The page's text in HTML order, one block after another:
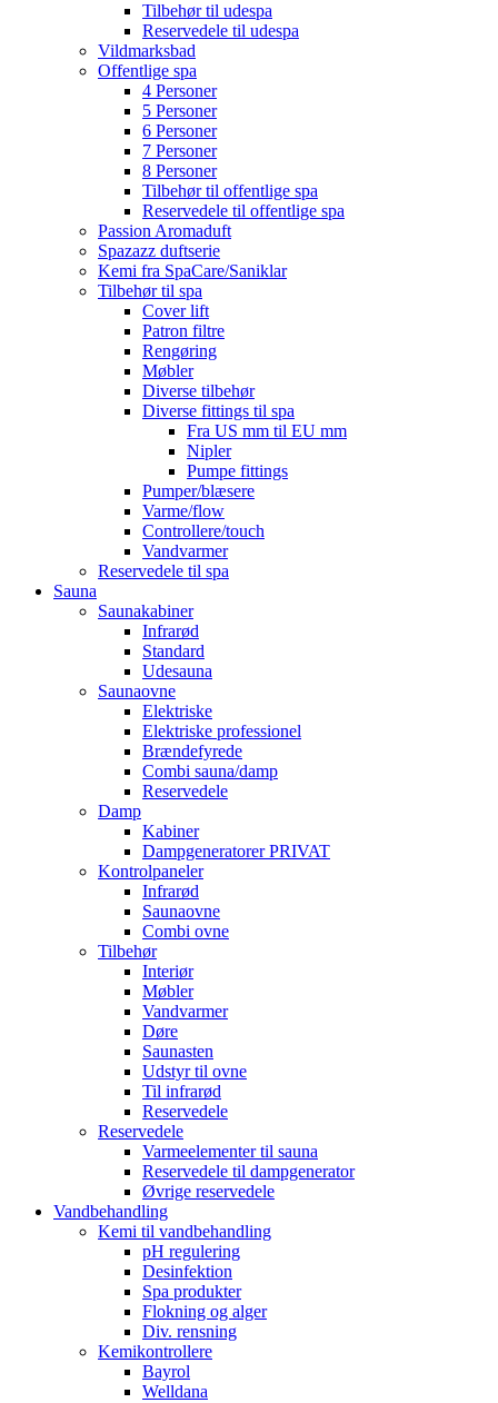
Tilbehør til udespa
Reservedele til udespa
Vildmarksbad
Offentlige spa
4 Personer
5 Personer
6 Personer
7 Personer
8 Personer
Tilbehør til offentlige spa
Reservedele til offentlige spa
Passion Aromaduft
Spazazz duftserie
Kemi fra SpaCare/Saniklar
Tilbehør til spa
Cover lift
Patron filtre
Rengøring
Møbler
Diverse tilbehør
Diverse fittings til spa
Fra US mm til EU mm
Nipler
Pumpe fittings
Pumper/blæsere
Varme/flow
Controllere/touch
Vandvarmer
Reservedele til spa
Sauna
Saunakabiner
Infrarød
Standard
Udesauna
Saunaovne
Elektriske
Elektriske professionel
Brændefyrede
Combi sauna/damp
Reservedele
Damp
Kabiner
Dampgeneratorer PRIVAT
Kontrolpaneler
Infrarød
Saunaovne
Combi ovne
Tilbehør
Interiør
Møbler
Vandvarmer
Døre
Saunasten
Udstyr til ovne
Til infrarød
Reservedele
Reservedele
Varmeelementer til sauna
Reservedele til dampgenerator
Øvrige reservedele
Vandbehandling
Kemi til vandbehandling
pH regulering
Desinfektion
Spa produkter
Flokning og alger
Div. rensning
Kemikontrollere
Bayrol
Welldana